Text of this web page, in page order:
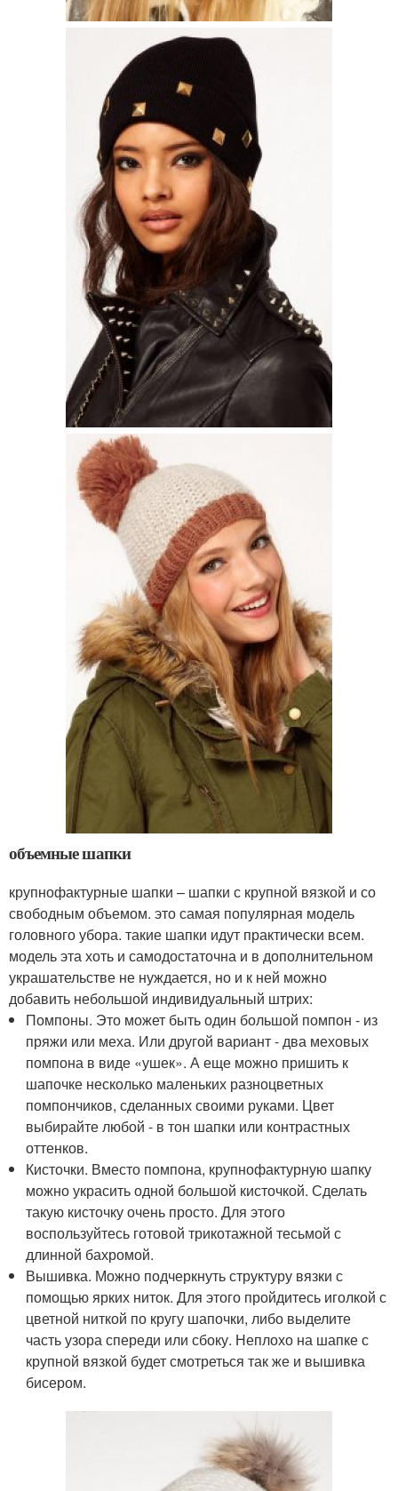
объемные шапки
крупнофактурные шапки – шапки с крупной вязкой и со
свободным объемом. это самая популярная модель
головного убора. такие шапки идут практически всем.
модель эта хоть и самодостаточна и в дополнительном
украшательстве не нуждается, но и к ней можно
добавить небольшой индивидуальный штрих:
Помпоны. Это может быть один большой помпон - из
пряжи или меха. Или другой вариант - два меховых
помпона в виде «ушек». А еще можно пришить к
шапочке несколько маленьких разноцветных
помпончиков, сделанных своими руками. Цвет
выбирайте любой - в тон шапки или контрастных
оттенков.
Кисточки. Вместо помпона, крупнофактурную шапку
можно украсить одной большой кисточкой. Сделать
такую кисточку очень просто. Для этого
воспользуйтесь готовой трикотажной тесьмой с
длинной бахромой.
Вышивка. Можно подчеркнуть структуру вязки с
помощью ярких ниток. Для этого пройдитесь иголкой с
цветной ниткой по кругу шапочки, либо выделите
часть узора спереди или сбоку. Неплохо на шапке с
крупной вязкой будет смотреться так же и вышивка
бисером.